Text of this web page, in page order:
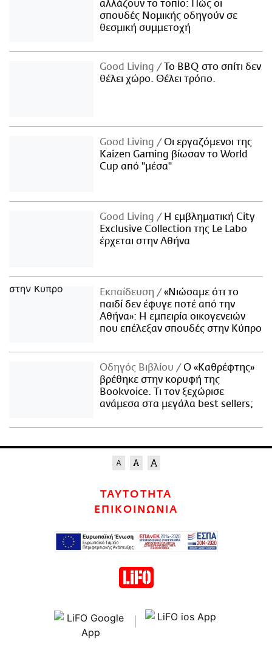
αλλάζουν το τοπίο: Πώς οι
σπουδές Νομικής οδηγούν σε
θεσμική συμμετοχή
Good Living
Το BBQ στο σπίτι δεν
θέλει χώρο. Θέλει τρόπο.
Good Living
Οι εργαζόμενοι της
Kaizen Gaming βίωσαν το World
Cup από "μέσα"
Good Living
Η εμβληματική City
Exclusive Collection της Le Labo
έρχεται στην Αθήνα
Εκπαίδευση
«Νιώσαμε ότι το
παιδί δεν έφυγε ποτέ από την
Αθήνα»: Η εμπειρία οικογενειών
που επέλεξαν σπουδές στην Κύπρο
Οδηγός Βιβλίου
Ο «Καθρέφτης»
βρέθηκε στην κορυφή της
Bookvoice. Τι τον ξεχώρισε
ανάμεσα στα μεγάλα best sellers;
ΤΑΥΤΟΤΗΤΑ
ΕΠΙΚΟΙΝΩΝΙΑ